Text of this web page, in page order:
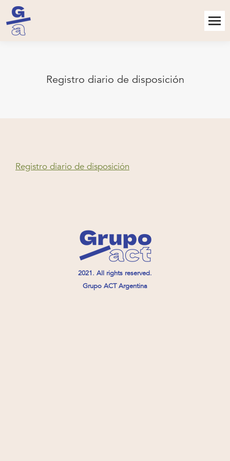
Registro diario de disposición
Registro diario de disposición
2021. All rights reserved.
Grupo ACT Argentina